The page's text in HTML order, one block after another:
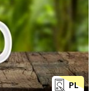
PL